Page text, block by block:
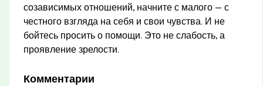
созависимых отношений, начните с малого — с
честного взгляда на себя и свои чувства. И не
бойтесь просить о помощи. Это не слабость, а
проявление зрелости.
Комментарии